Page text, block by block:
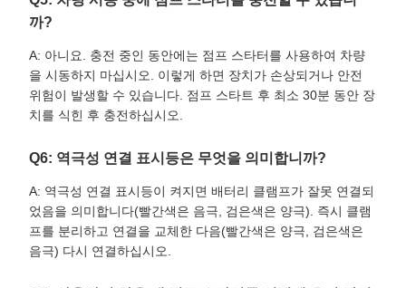
까?
A: 아니요. 충전 중인 동안에는 점프 스타터를 사용하여 차량
을 시동하지 마십시오. 이렇게 하면 장치가 손상되거나 안전
위험이 발생할 수 있습니다. 점프 스타트 후 최소 30분 동안 장
치를 식힌 후 충전하십시오.
Q6: 역극성 연결 표시등은 무엇을 의미합니까?
A: 역극성 연결 표시등이 켜지면 배터리 클램프가 잘못 연결되
었음을 의미합니다(빨간색은 음극, 검은색은 양극). 즉시 클램
프를 분리하고 연결을 교체한 다음(빨간색은 양극, 검은색은
음극) 다시 연결하십시오.